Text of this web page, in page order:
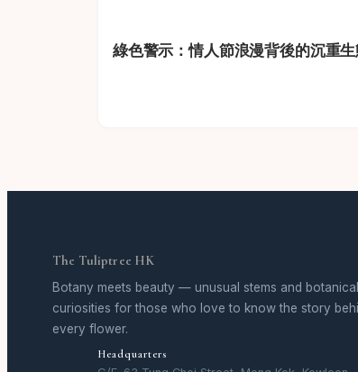
綠色警示：情人節浪漫背後的沉重
The Tuliptree HK
Botany meets beauty — unusual stems and botanical
curiosities for those who love to know the story
every flower.
Headquarters